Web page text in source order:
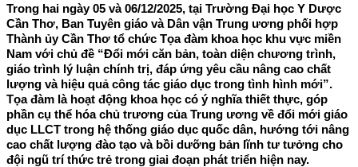
Trong hai ngày 05 và 06/12/2025, tại Trường Đại học Y Dược
Cần Thơ, Ban Tuyên giáo và Dân vận Trung ương phối hợp
Thành ủy Cần Thơ tổ chức Tọa đàm khoa học khu vực miền
Nam với chủ đề “Đổi mới căn bản, toàn diện chương trình,
giáo trình lý luận chính trị, đáp ứng yêu cầu nâng cao chất
lượng và hiệu quả công tác giáo dục trong tình hình mới”.
Tọa đàm là hoạt động khoa học có ý nghĩa thiết thực, góp
phần cụ thể hóa chủ trương của Trung ương về đổi mới giáo
dục LLCT trong hệ thống giáo dục quốc dân, hướng tới nâng
cao chất lượng đào tạo và bồi dưỡng bản lĩnh tư tưởng cho
đội ngũ trí thức trẻ trong giai đoạn phát triển hiện nay.